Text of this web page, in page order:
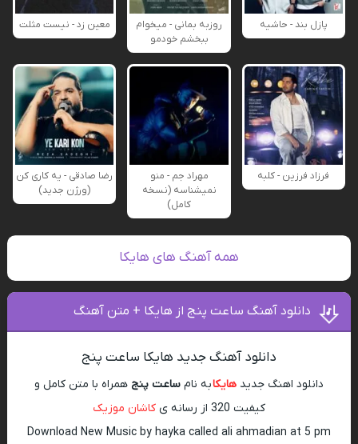
پازل بند - حاشیه
روزبه بمانی - میخوام
ببخشم خودمو
معین زد - نیست مثلت
فرزاد فرزین - کلبه
مهراد جم - منو
نمیشناسه (نسخه
کامل)
رضا صادقی - یه کاری کن
(ورژن جدید)
همه آهنگ های هایکا
دانلود آهنگ ساعت پنج از هایکا + متن آهنگ
دانلود آهنگ جدید هایکا ساعت پنج
دانلود اهنگ جدید هایکابه نام ساعت پنج همراه با متن کامل و
کیفیت 320 از رسانه ی
کاشان موزیک
Download New Music by hayka called ali ahmadian at 5 pm